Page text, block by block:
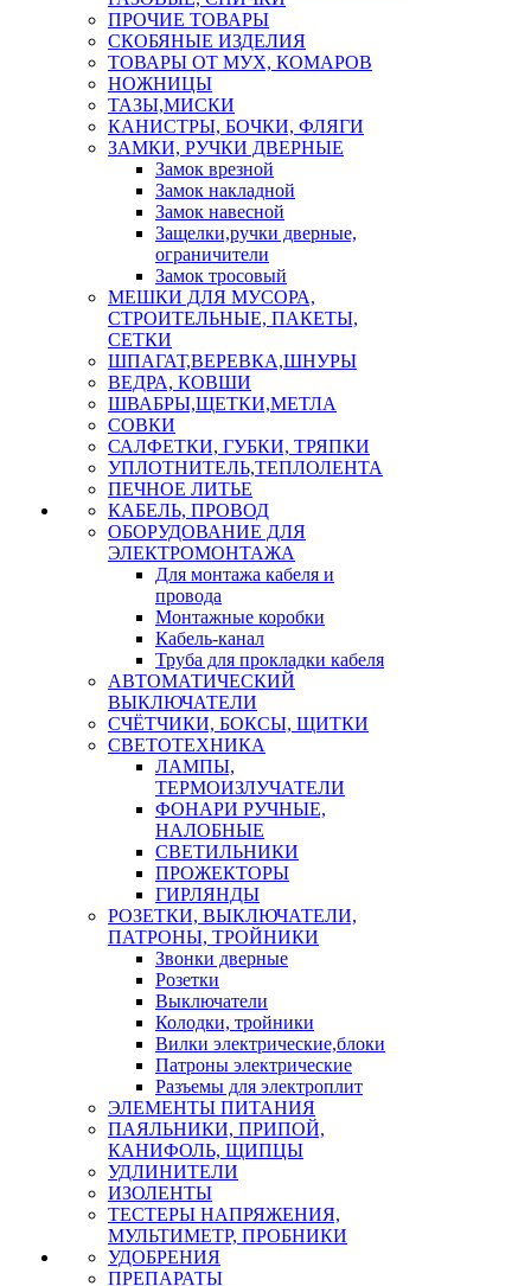
ПРОЧИЕ ТОВАРЫ
СКОБЯНЫЕ ИЗДЕЛИЯ
ТОВАРЫ ОТ МУХ, КОМАРОВ
НОЖНИЦЫ
ТАЗЫ,МИСКИ
КАНИСТРЫ, БОЧКИ, ФЛЯГИ
ЗАМКИ, РУЧКИ ДВЕРНЫЕ
Замок врезной
Замок накладной
Замок навесной
Защелки,ручки дверные,
ограничители
Замок тросовый
МЕШКИ ДЛЯ МУСОРА,
СТРОИТЕЛЬНЫЕ, ПАКЕТЫ,
СЕТКИ
ШПАГАТ,ВЕРЕВКА,ШНУРЫ
ВЕДРА, КОВШИ
ШВАБРЫ,ЩЕТКИ,МЕТЛА
СОВКИ
САЛФЕТКИ, ГУБКИ, ТРЯПКИ
УПЛОТНИТЕЛЬ,ТЕПЛОЛЕНТА
ПЕЧНОЕ ЛИТЬЕ
КАБЕЛЬ, ПРОВОД
ОБОРУДОВАНИЕ ДЛЯ
ЭЛЕКТРОМОНТАЖА
Для монтажа кабеля и
провода
Монтажные коробки
Кабель-канал
Труба для прокладки кабеля
АВТОМАТИЧЕСКИЙ
ВЫКЛЮЧАТЕЛИ
СЧЁТЧИКИ, БОКСЫ, ЩИТКИ
СВЕТОТЕХНИКА
ЛАМПЫ,
ТЕРМОИЗЛУЧАТЕЛИ
ФОНАРИ РУЧНЫЕ,
НАЛОБНЫЕ
СВЕТИЛЬНИКИ
ПРОЖЕКТОРЫ
ГИРЛЯНДЫ
РОЗЕТКИ, ВЫКЛЮЧАТЕЛИ,
ПАТРОНЫ, ТРОЙНИКИ
Звонки дверные
Розетки
Выключатели
Колодки, тройники
Вилки электрические,блоки
Патроны электрические
Разъемы для электроплит
ЭЛЕМЕНТЫ ПИТАНИЯ
ПАЯЛЬНИКИ, ПРИПОЙ,
КАНИФОЛЬ, ЩИПЦЫ
УДЛИНИТЕЛИ
ИЗОЛЕНТЫ
ТЕСТЕРЫ НАПРЯЖЕНИЯ,
МУЛЬТИМЕТР, ПРОБНИКИ
УДОБРЕНИЯ
ПРЕПАРАТЫ